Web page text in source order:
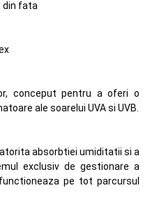
din fata
conceput pentru a oferi o
ale soarelui UVA si UVB.
absorbtiei umiditatii si a
exclusiv de gestionare a
pe tot parcursul